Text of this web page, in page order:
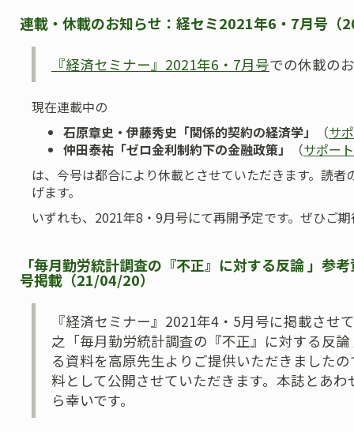
連載・休載のお知らせ：経セミ2021年6・7月号
『経済セミナー』2021年6・7月号での休載の
現在連載中の
石原章史・伊藤秀史「関係的契約の経済学」
（サ
仲田泰祐「ゼロ金利制約下の金融政策」
（サポー
は、今号は都合により休載とさせていただきます。読
げます。
いずれも、2021年8・9月号にて再開予定です。ぜひご
「毎月勤労統計調査の『不正』に対する反論 」参
号掲載（21/04/20）
『経済セミナー』2021年4・5月号に掲載させ
之「毎月勤労統計調査の『不正』に対する反
る資料を高原先生よりご提供いただきました
料として公開させていただきます。本誌とあ
ら幸いです。